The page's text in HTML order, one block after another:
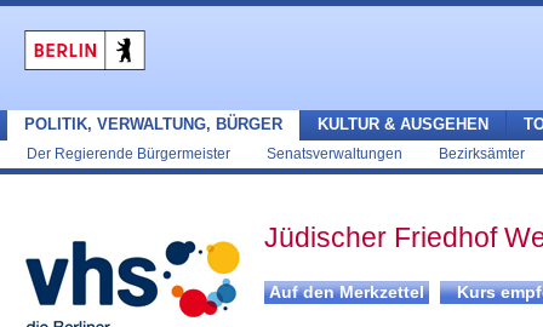
POLITIK, VERWALTUNG, BÜRGER
Der Regierende Bürgermeister Senatsverwaltungen Bezirksämter
KULTUR & AUSGEHEN
Jüdischer Friedhof